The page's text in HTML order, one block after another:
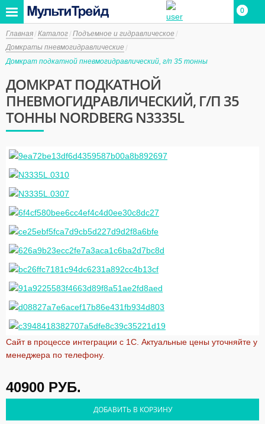
0
0
Главная Каталог Подъемное и гидравлическое
Домкраты пневмогидравлические
Домкрат подкатной пневмогидравлический, г/п 35 тонны
ДОМКРАТ ПОДКАТНОЙ
ПНЕВМОГИДРАВЛИЧЕСКИЙ, Г/П 35
ТОННЫ NORDBERG N3335L
Сайт в процессе интеграции с 1С. Актуальные цены уточняйте у
менеджера по телефону.
40900 РУБ.
ДОБАВИТЬ В КОРЗИНУ